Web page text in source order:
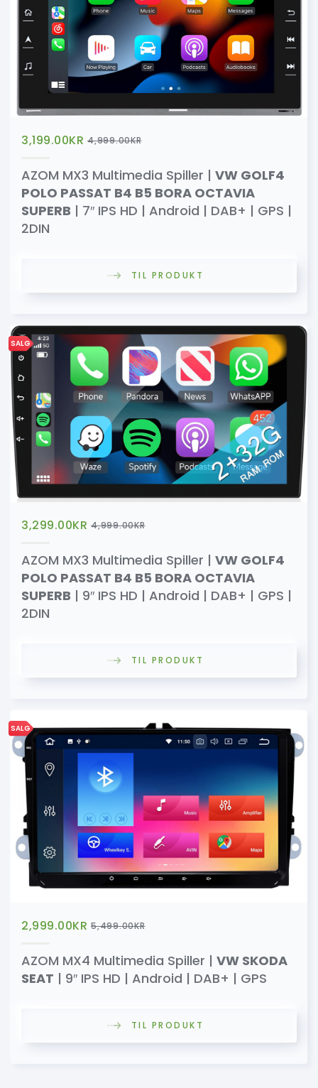
3,199.00KR 4,999.00KR
AZOM MX3 Multimedia Spiller | VW GOLF4
POLO PASSAT B4 B5 BORA OCTAVIA
SUPERB | 7″ IPS HD | Android | DAB+ | GPS |
2DIN
TIL PRODUKT
SALG
3,299.00KR 4,999.00KR
AZOM MX3 Multimedia Spiller | VW GOLF4
POLO PASSAT B4 B5 BORA OCTAVIA
SUPERB | 9″ IPS HD | Android | DAB+ | GPS |
2DIN
TIL PRODUKT
SALG
2,999.00KR 5,499.00KR
AZOM MX4 Multimedia Spiller | VW SKODA
SEAT | 9″ IPS HD | Android | DAB+ | GPS
TIL PRODUKT